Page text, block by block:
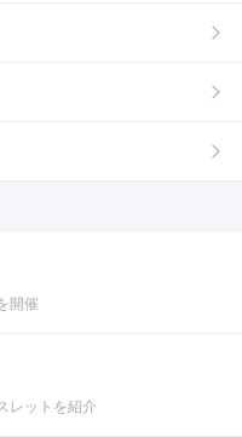
開催
レットを紹介